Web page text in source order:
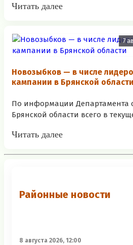
Читать далее
7
Новозыбков — в числе
кампании в Брянской области
По информации Департамента
Брянской области всего в
Читать далее
Районные новости
8 августа 2026, 12:00